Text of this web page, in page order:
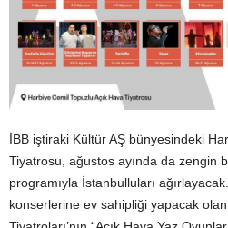
İBB iştiraki Kültür AŞ bünyesindeki
Tiyatrosu, ağustos ayında da zengin
programıyla İstanbulluları
konserlerine ev sahipliği yapacak